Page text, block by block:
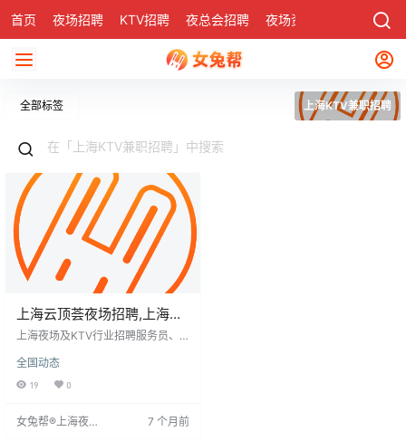
首页 夜场招聘 KTV招聘 夜总会招聘 夜场资讯 社区
全部标签 上海KTV兼职招聘
上海云顶荟夜场招聘,上海
KTV招聘,上班自由可做兼职
上海夜场及KTV行业招聘服务员、
元，提供培训及晋升机会。面向18-
35岁，形象佳，有服务意识者，时
可观。抓住机遇，共创辉煌。
全国动态
19 0
女兔帮®上海夜场
7 个月前